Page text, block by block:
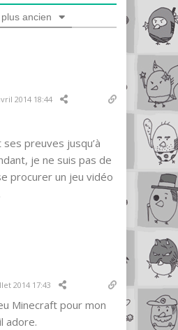
ancien
2014 18:44
preuves jusqu’à
je ne suis pas de
procurer un jeu vidéo
2014 17:43
Minecraft pour mon
adore.